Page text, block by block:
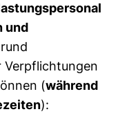
und
Verpflichtungen
(während
):